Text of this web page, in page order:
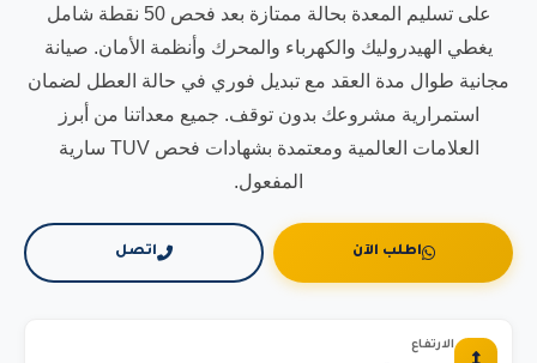
على تسليم المعدة بحالة ممتازة بعد فحص 50 نقطة شامل
يغطي الهيدروليك والكهرباء والمحرك وأنظمة الأمان. صيانة
مجانية طوال مدة العقد مع تبديل فوري في حالة العطل لضمان
استمرارية مشروعك بدون توقف. جميع معداتنا من أبرز
العلامات العالمية ومعتمدة بشهادات فحص TUV سارية
المفعول.
اطلب الآن اتصل
الارتفاع